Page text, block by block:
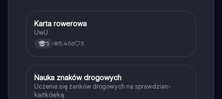
KTechnika
Karta rowerowa
UwU
5 5,406 3
NTechnika
Nauka znaków drogowych
Uczenie się zanków drogowych na sprawdzian-
kartkówkę